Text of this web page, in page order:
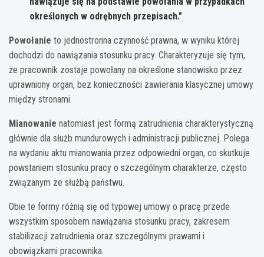
określonych w odrębnych przepisach.”
Powołanie to jednostronna czynność prawna, w wyniku której
dochodzi do nawiązania stosunku pracy. Charakteryzuje się tym,
że pracownik zostaje powołany na określone stanowisko przez
uprawniony organ, bez konieczności zawierania klasycznej umowy
między stronami.
Mianowanie natomiast jest formą zatrudnienia charakterystyczną
głównie dla służb mundurowych i administracji publicznej. Polega
na wydaniu aktu mianowania przez odpowiedni organ, co skutkuje
powstaniem stosunku pracy o szczególnym charakterze, często
związanym ze służbą państwu.
Obie te formy różnią się od typowej umowy o pracę przede
wszystkim sposobem nawiązania stosunku pracy, zakresem
stabilizacji zatrudnienia oraz szczególnymi prawami i
obowiązkami pracownika.